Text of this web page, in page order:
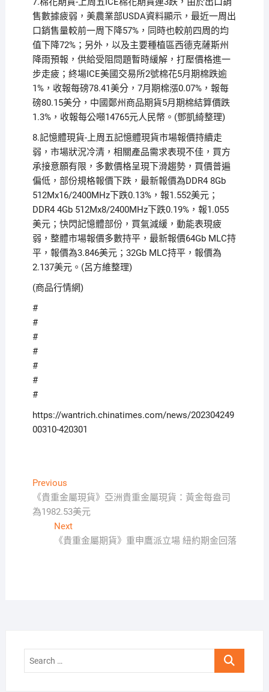
售數據疲弱，美農業部USDA資料顯示，最近一周出
口銷售量較前一周下降57%，同時也較前四周的均
值下降72%；另外，以及主要種植區西德克薩斯州
降雨預報，供給受阻問題暫時緩解，打壓價格進一
步走疲；終場ICE美國交易所2號棉花5月期棉跌逾
1%，收報每磅78.41美分，7月期棉漲0.07%，報每
磅80.15美分，中國鄭州商品期貨5月期棉結算價跌
1.3%，收報每公噸14765元人民幣。(鄧凱綺整理)
8.記憶體現貨-上周五記憶體現貨市場報價持續走
弱，市場狀況冷清，相關產品需求表現不佳，買方
承接意願有限，多數價格呈現下滑趨勢，買價普遍
偏低，部份規格報價下跌，最新報價為DDR4 8Gb
512Mx16/2400MHz下跌0.13%，報1.552美元；
DDR4 4Gb 512Mx8/2400MHz下跌0.19%，報1.055
美元；快閃記憶體部份，買氣減緩，動能表現疲
弱，整體市場報價多數持平，最新報價64Gb MLC持
平，報價為3.846美元；32Gb MLC持平，報價為
2.137美元。(呂方維整理)
(商品行情網)
#
#
#
#
#
#
#
https://wantrich.chinatimes.com/news/202304249
00310-420301
文
章
PreviousPrevious
post:
《貴重金屬現貨》亞洲貴重金屬現貨：黃金每盎司
為1982.53美元
NextNext
post:
《貴重金屬期貨》重申鷹派立場 紐約期金回落
Search